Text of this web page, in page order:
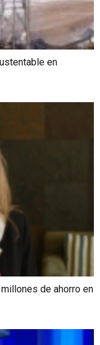
en
de ahorro en